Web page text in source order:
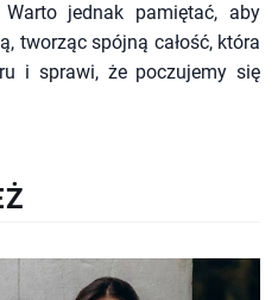
jednak pamiętać, aby
tworząc spójną całość, która
i sprawi, że poczujemy się